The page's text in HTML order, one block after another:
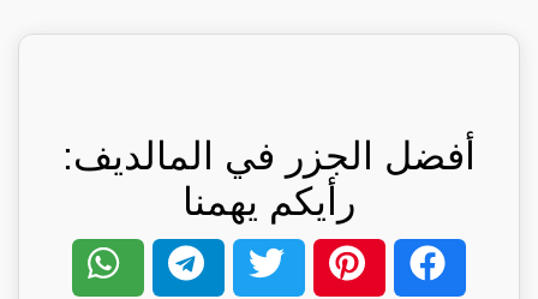
أفضل الجزر في المالديف:
رأيكم يهمنا